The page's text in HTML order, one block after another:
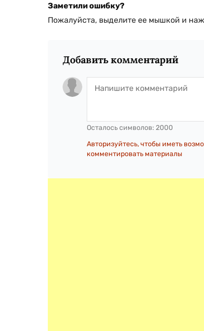
Заметили ошибку?
Пожалуйста, выделите ее мышкой и
Добавить комментарий
Осталось символов: 2000
Авторизуйтесь, чтобы иметь
комментировать материалы